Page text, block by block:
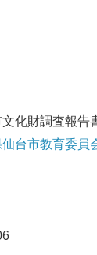
化財調査報告
台市教育委員